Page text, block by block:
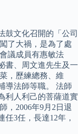
鼓文化召開的「公司
了大禍，是為了處
議成員有惠敏法
書、周文進先生及一
，歷練總務、維
導法師等職。 法師
利人利己的菩薩道實
，2006年9月2日退
3任，長達12年，